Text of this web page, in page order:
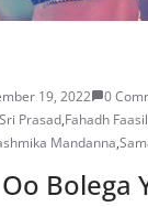
19, 2022
0
Prasad,Fahadh Faasil
Mandanna,
Oo Bolega